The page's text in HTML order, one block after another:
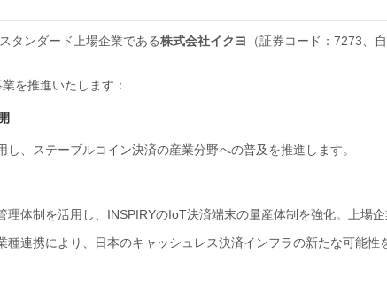
タンダード上場企業である株式会社イクヨ
（証券コード：7273、
を推進いたします：
、ステーブルコイン決済の産業分野への普及を推進します。
理体制を活用し、INSPIRYのIoT決済端末の量産体制を強化。上場
連携により、日本のキャッシュレス決済インフラの新たな可能性